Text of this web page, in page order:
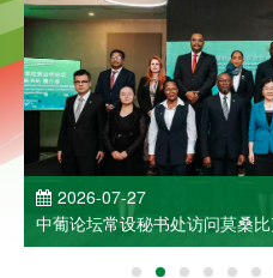
2026-07-27
中葡论坛常设秘书处访问莫桑
谈会